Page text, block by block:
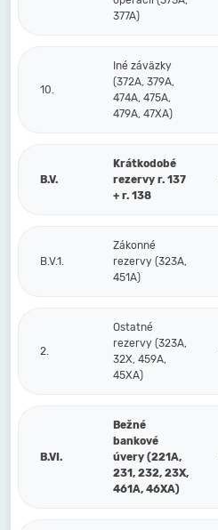
377A)
10.
Iné záväzky
(372A, 379A,
474A, 475A,
479A, 47XA)
B.V.
Krátkodobé
rezervy r. 137
+ r. 138
B.V.1.
Zákonné
rezervy (323A,
451A)
2.
Ostatné
rezervy (323A,
32X, 459A,
45XA)
B.VI.
Bežné
bankové
úvery (221A,
231, 232, 23X,
461A, 46XA)